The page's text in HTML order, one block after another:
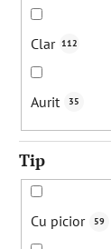
Clar 112
Aurit 35
Tip
Cu picior 59